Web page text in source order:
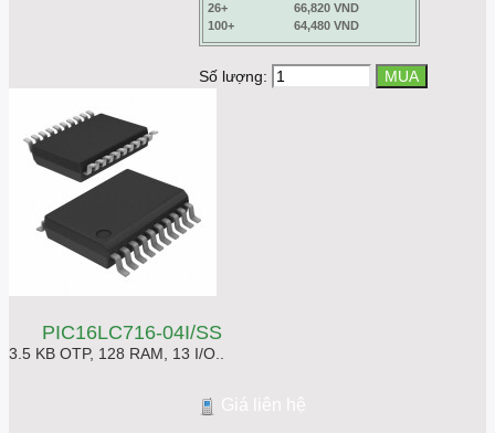
26+
66,820 VND
100+
64,480 VND
Số lượng:
PIC16LC716-04I/SS
3.5 KB OTP, 128 RAM, 13 I/O..
Giá liên hệ